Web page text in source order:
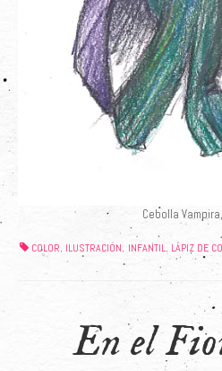
Cebolla
COLOR, ILUSTRACIÓN, INFANTIL, LÁPIZ DE
En el